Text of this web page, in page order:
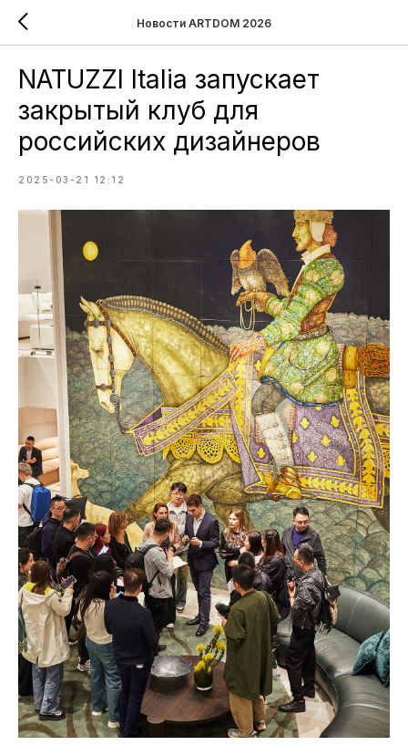
Новости ARTDOM 2026
NATUZZI Italia запускает
закрытый клуб для
российских дизайнеров
2025-03-21 12:12